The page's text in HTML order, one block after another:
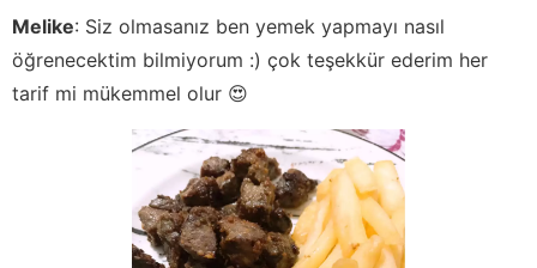
Melike: Siz olmasanız ben yemek yapmayı nasıl
öğrenecektim bilmiyorum :) çok teşekkür ederim her
tarif mi mükemmel olur 😍